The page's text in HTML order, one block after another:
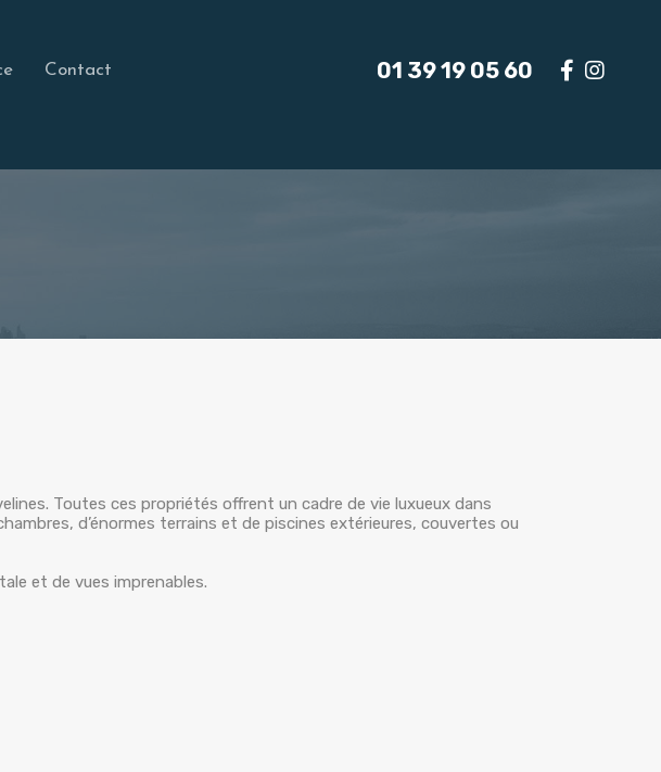
Contact 01 39 19 05 60
Toutes ces propriétés offrent un cadre de vie luxueux dans
d’énormes terrains et de piscines extérieures, couvertes ou
et de vues imprenables.